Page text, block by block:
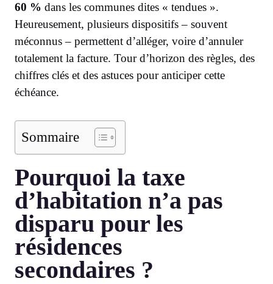
60 % dans les communes dites « tendues ».
Heureusement, plusieurs dispositifs – souvent
méconnus – permettent d’alléger, voire d’annuler
totalement la facture. Tour d’horizon des règles, des
chiffres clés et des astuces pour anticiper cette
échéance.
Sommaire
Pourquoi la taxe
d’habitation n’a pas
disparu pour les
résidences
secondaires ?